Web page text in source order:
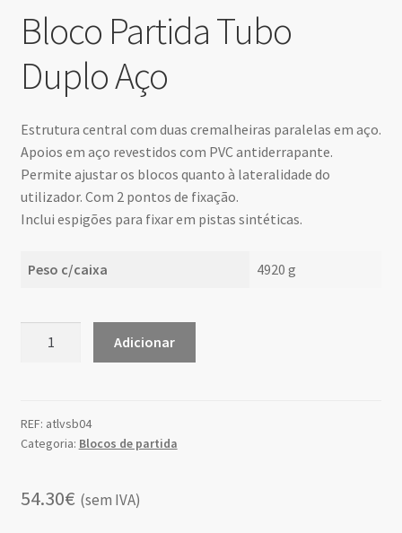
Bloco Partida Tubo
Duplo Aço
Estrutura central com duas cremalheiras paralelas em aço.
Apoios em aço revestidos com PVC antiderrapante.
Permite ajustar os blocos quanto à lateralidade do
utilizador. Com 2 pontos de fixação.
Inclui espigões para fixar em pistas sintéticas.
Peso c/caixa 4920 g
Tubo
Duplo
Adicionar
REF: atlvsb04
Categoria: Blocos de partida
54.30€ (sem IVA)